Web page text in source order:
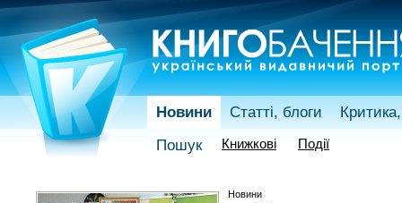
Новини Статті, блоги
Критика,
Пошук
Книжкові Події
Новини